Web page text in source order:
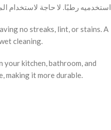
استخدميه رطبًا. لا حاجة لاستخدام
no streaks, lint, or stains. A
cleaning.
your kitchen, bathroom, and
making it more durable.
Facebook
Instagram